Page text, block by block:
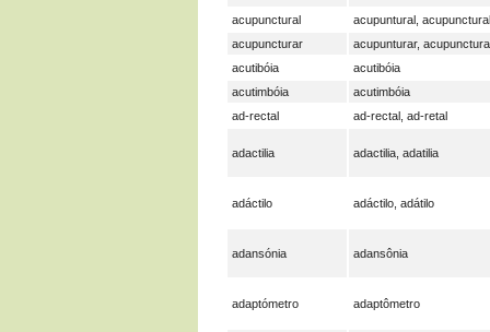
acupunctural
acupuntural, acupunctural
acupuncturar
acupunturar,
acutibóia
acutibóia
acutimbóia
acutimbóia
ad-rectal
ad-rectal, ad-retal
adactilia adactilia, adatilia
adáctilo adáctilo, adátilo
adansónia adansônia
adaptómetro adaptômetro